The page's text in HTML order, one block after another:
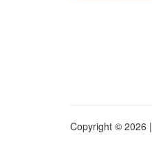
Copyright © 2026 |